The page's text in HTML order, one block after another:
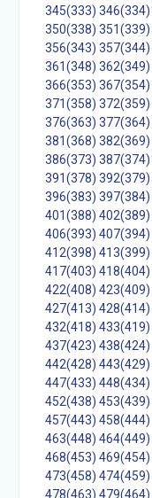
345(333) 346(334)
350(338) 351(339)
356(343) 357(344)
361(348) 362(349)
366(353) 367(354)
371(358) 372(359)
376(363) 377(364)
381(368) 382(369)
386(373) 387(374)
391(378) 392(379)
396(383) 397(384)
401(388) 402(389)
406(393) 407(394)
412(398) 413(399)
417(403) 418(404)
422(408) 423(409)
427(413) 428(414)
432(418) 433(419)
437(423) 438(424)
442(428) 443(429)
447(433) 448(434)
452(438) 453(439)
457(443) 458(444)
463(448) 464(449)
468(453) 469(454)
473(458) 474(459)
478(463) 479(464)